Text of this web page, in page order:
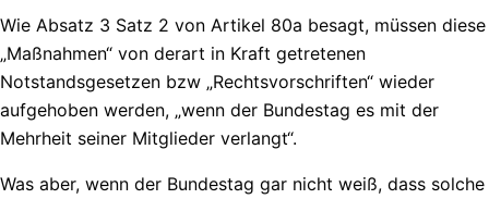
Wie Absatz 3 Satz 2 von Artikel 80a besagt, müssen diese
„Maßnahmen“ von derart in Kraft getretenen
Notstandsgesetzen bzw „Rechtsvorschriften“ wieder
aufgehoben werden, „wenn der Bundestag es mit der
Mehrheit seiner Mitglieder verlangt“.
Was aber, wenn der Bundestag gar nicht weiß, dass solche